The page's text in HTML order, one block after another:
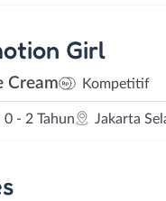
Girl
Cream Kompetitif
0 - 2 Tahun Jakarta